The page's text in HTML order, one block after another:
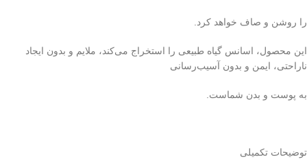
را روشن و صاف خواهد کرد.
این محصول، اسانس گیاه طبیعی را استخراج می‌کند، ملایم و بدون ایجاد
ناراحتی، ایمن و بدون آسیب‌رسانی
به پوست و بدن شماست.
توضیحات تکمیلی